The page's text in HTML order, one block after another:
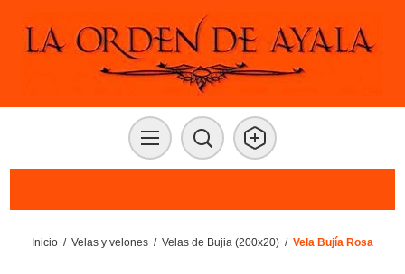
Inicio / Velas y velones / Velas de Bujia (200x20) / Vela Bujía Rosa